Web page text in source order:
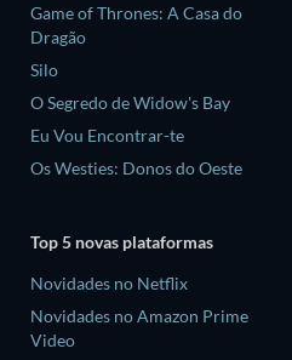
Game of Thrones: A Casa do
Dragão
Silo
O Segredo de Widow's Bay
Eu Vou Encontrar-te
Os Westies: Donos do Oeste
Top 5 novas plataformas
Novidades no Netflix
Novidades no Amazon Prime
Video